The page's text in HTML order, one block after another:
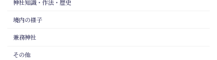
神社知識・作法・歴史
境内の様子
兼務神社
その他